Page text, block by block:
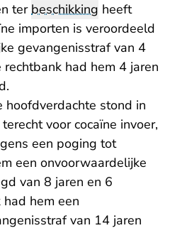
terbeschikking heeft
importen is veroordeeld
gevangenisstraf van 4
had hem 4 jaren
hoofdverdachte stond in
voor cocaïne invoer,
een poging tot
een onvoorwaardelijke
van 8 jaren en 6
hem een
van 14 jaren